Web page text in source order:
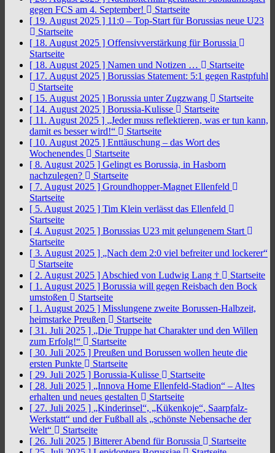
gegen FCS am 4. September!
Startseite
[ 19. August 2025 ] 11:0 – Top-Start für Borussias neue U23
Startseite
[ 18. August 2025 ] Offensivverstärkung für Borussia
Startseite
[ 18. August 2025 ] Namen und Notizen …
Startseite
[ 17. August 2025 ] Borussias Statement: 5:1 gegen Rastpfuhl
Startseite
[ 15. August 2025 ] Borussia unter Zugzwang
Startseite
[ 14. August 2025 ] Borussia-Kulisse
Startseite
[ 11. August 2025 ] „Jeder muss reflektieren, was er tun kann,
damit es besser wird!“
Startseite
[ 10. August 2025 ] Enttäuschung – das Wort des
Wochenendes
Startseite
[ 8. August 2025 ] Gelingt es Borussia, in Hasborn
nachzulegen?
Startseite
[ 7. August 2025 ] Groundhopper-Magnet Ellenfeld
Startseite
[ 5. August 2025 ] Tim Klein verlässt das Ellenfeld
Startseite
[ 4. August 2025 ] Borussias U23 mit gelungenem Start
Startseite
[ 3. August 2025 ] „Nach dem 2:0 viel befreiter und lockerer“
Startseite
[ 2. August 2025 ] Abschied von Ludwig Lang †
Startseite
[ 1. August 2025 ] Borussia will gegen Reisbach den Bock
umstoßen
Startseite
[ 1. August 2025 ] Misslungene zweite Borussen-Halbzeit,
heimstarke Preußen
Startseite
[ 31. Juli 2025 ] „Die Truppe hat Charakter und den Willen
zum Erfolg!“
Startseite
[ 30. Juli 2025 ] Preußen und Borussen wollen heute die
ersten Punkte
Startseite
[ 29. Juli 2025 ] Borussia-Kulisse
Startseite
[ 28. Juli 2025 ] „Innova Home Ellenfeld-Stadion“ – Altes
erhalten und neues gestalten
Startseite
[ 27. Juli 2025 ] „Kinderinsel“, „Kükenkoje“, Saarpfalz-
Werkstatt“ und der Fußball als „schönste Nebensache der
Welt“
Startseite
[ 26. Juli 2025 ] Bitterer Abend für Borussia
Startseite